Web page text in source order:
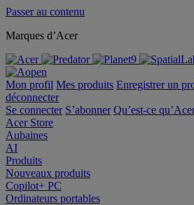
Passer au contenu
Marques d’Acer
Mon profil Mes produits Enregistrer un
déconnecter
Se connecter S’abonner Qu’est-ce
Acer Store
Aubaines
AI
Produits
Nouveaux produits
Copilot+ PC
Ordinateurs portables